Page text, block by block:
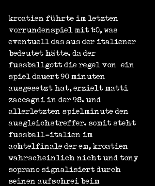
kroatien führte im letzten
vorrundenspiel mit 1:0, was
eventuell das aus der italiener
bedeutet hätte. da der
fussballgott die regel von „ein
spiel dauert 90 minuten“
ausgesetzt hat, erzielt matti
zaccagni in der 98. und
allerletzten spielminute den
ausgleichstreffer. somit steht
fussball-italien im
achtelfinale der em, kroatien
wahrscheinlich nicht und tony
soprano signalisiert durch
seinen aufschrei beim